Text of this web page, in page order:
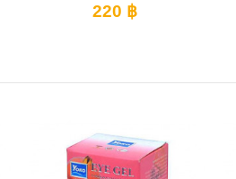
220 ฿